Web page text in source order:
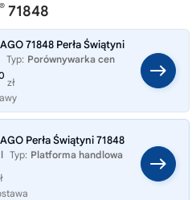
® 71848
71848 Perła Świątyni
Typ: Porównywarka cen
zł
Perła Świątyni 71848
Typ: Platforma handlowa